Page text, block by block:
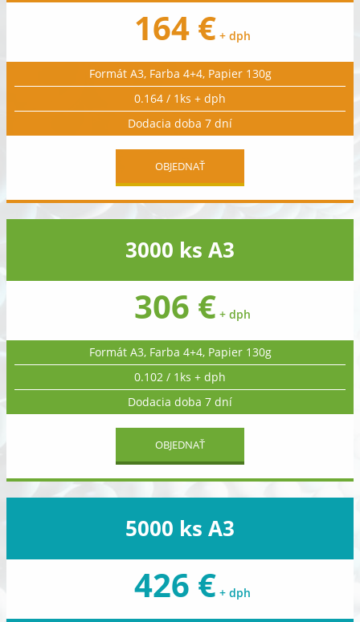
164 € + dph
Formát A3, Farba 4+4, Papier 130g
0.164 / 1ks + dph
Dodacia doba 7 dní
OBJEDNAŤ
3000 ks A3
306 € + dph
Formát A3, Farba 4+4, Papier 130g
0.102 / 1ks + dph
Dodacia doba 7 dní
OBJEDNAŤ
5000 ks A3
426 € + dph